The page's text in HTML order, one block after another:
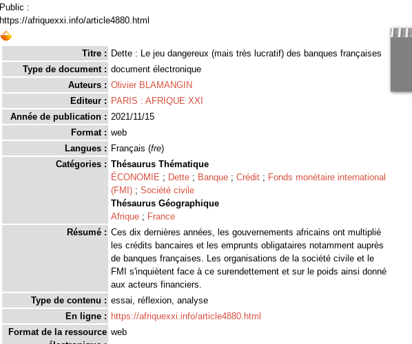
Public :
https://afriquexxi.info/article4880.html
Titre : Dette : Le jeu dangereux (mais très lucratif) des banques françaises
Type de document : document électronique
Auteurs : Olivier BLAMANGIN
Editeur : PARIS : AFRIQUE XXI
Année de publication : 2021/11/15
Format : web
Langues : Français (fre)
Catégories : Thésaurus Thématique
ÉCONOMIE ; Dette ; Banque ; Crédit ; Fonds monétaire international
(FMI) ; Société civile
Thésaurus Géographique
Afrique ; France
Résumé : Ces dix dernières années, les gouvernements africains ont multiplié
les crédits bancaires et les emprunts obligataires notamment auprès
de banques françaises. Les organisations de la société civile et le
FMI s'inquiètent face à ce surendettement et sur le poids ainsi donné
aux acteurs financiers.
Type de contenu : essai, réflexion, analyse
En ligne : https://afriquexxi.info/article4880.html
Format de la ressource web